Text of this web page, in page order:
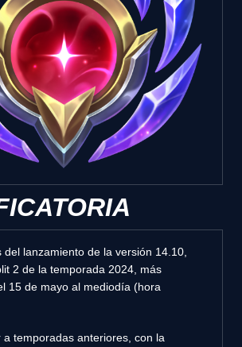
del lanzamiento de la versión 14.10,
2 de la temporada 2024, más
15 de mayo al mediodía (hora
a temporadas anteriores, con la